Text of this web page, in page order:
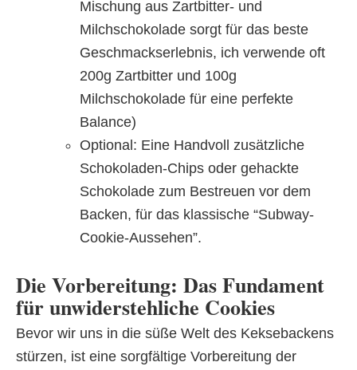
Mischung aus Zartbitter- und
Milchschokolade sorgt für das beste
Geschmackserlebnis, ich verwende oft
200g Zartbitter und 100g
Milchschokolade für eine perfekte
Balance)
Optional: Eine Handvoll zusätzliche
Schokoladen-Chips oder gehackte
Schokolade zum Bestreuen vor dem
Backen, für das klassische “Subway-
Cookie-Aussehen”.
Die Vorbereitung: Das Fundament
für unwiderstehliche Cookies
Bevor wir uns in die süße Welt des Keksebackens
stürzen, ist eine sorgfältige Vorbereitung der